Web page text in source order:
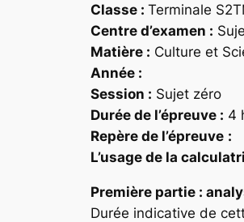
Classe : Terminale
Centre d’examen :
Matière : Culture et
Année :
Session : Sujet zéro
Durée de l’épreuve : 4
Repère de l’épreuve :
L’usage de la
Première partie :
Durée indicative de